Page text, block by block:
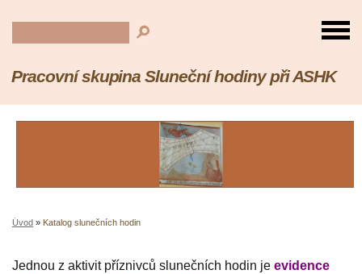
Pracovní skupina Sluneční hodiny při ASHK
Úvod » Katalog slunečních hodin
Jednou z aktivit příznivců slunečních hodin je evidence